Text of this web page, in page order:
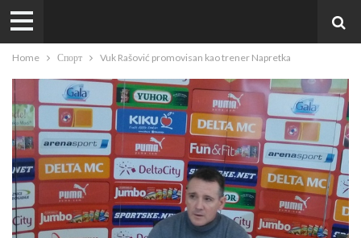
Home Спорт Vuk Rašović promovisan kao trener Napretka